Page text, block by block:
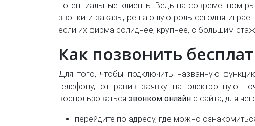
потенциальные клиенты. Ведь на современном
звонки и заказы, решающую роль сегодня
если их фирма солиднее, крупнее, с большим
Как позвонить
Для того, чтобы подключить названную
телефону, отправив заявку на электронную
воспользоваться звонком онлайн с сайта, для
перейдите по адресу, где можно